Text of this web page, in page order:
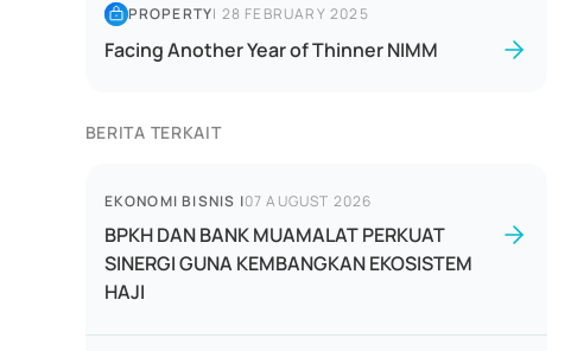
PROPERTY| 28 FEBRUARY 2025
Facing Another Year of Thinner NIMM
BERITA TERKAIT
EKONOMI BISNIS |07 AUGUST 2026
BPKH DAN BANK MUAMALAT PERKUAT
SINERGI GUNA KEMBANGKAN EKOSISTEM
HAJI